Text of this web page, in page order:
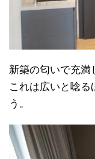
新築の匂いで充満
これは広いと唸る
う。